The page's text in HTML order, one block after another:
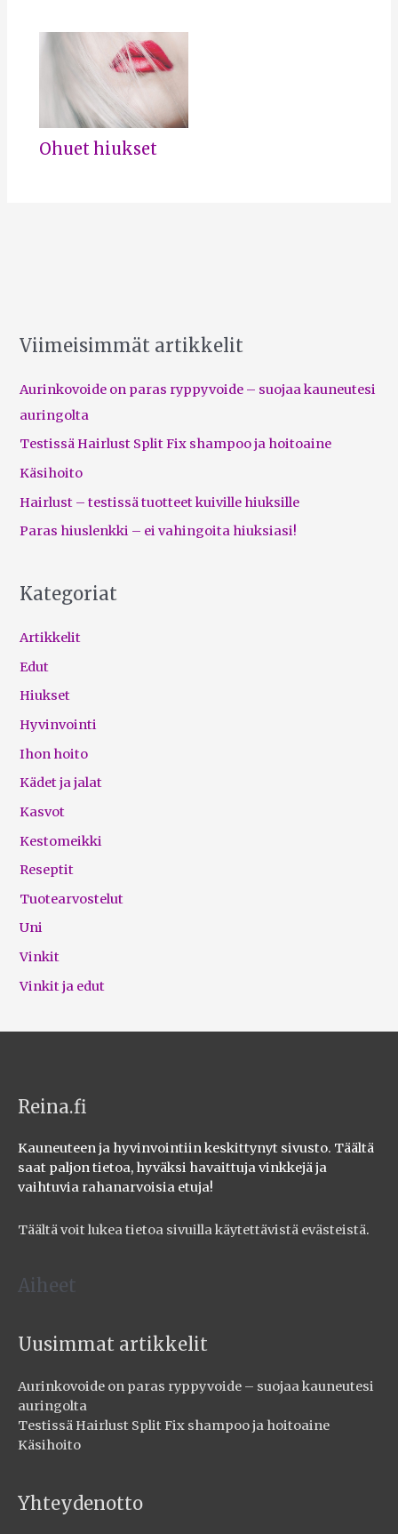
Ohuet hiukset
Viimeisimmät artikkelit
Aurinkovoide on paras ryppyvoide – suojaa kauneutesi
auringolta
Testissä Hairlust Split Fix shampoo ja hoitoaine
Käsihoito
Hairlust – testissä tuotteet kuiville hiuksille
Paras hiuslenkki – ei vahingoita hiuksiasi!
Kategoriat
Artikkelit
Edut
Hiukset
Hyvinvointi
Ihon hoito
Kädet ja jalat
Kasvot
Kestomeikki
Reseptit
Tuotearvostelut
Uni
Vinkit
Vinkit ja edut
Reina.fi
Kauneuteen ja hyvinvointiin keskittynyt sivusto. Täältä
saat paljon tietoa, hyväksi havaittuja vinkkejä ja
vaihtuvia rahanarvoisia etuja!
Täältä voit lukea tietoa sivuilla käytettävistä evästeistä.
Aiheet
Uusimmat artikkelit
Aurinkovoide on paras ryppyvoide – suojaa kauneutesi
auringolta
Testissä Hairlust Split Fix shampoo ja hoitoaine
Käsihoito
Yhteydenotto